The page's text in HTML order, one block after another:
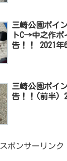
三崎公園ポイ
トC→中之作
告！！ 2021年
三崎公園ポイ
告！！(前半)
スポンサーリンク